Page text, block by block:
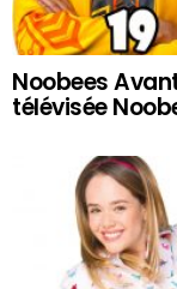
Noobees
télévisée